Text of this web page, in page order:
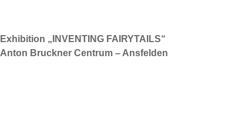
Exhibition „INVENTING FAIRYTAILS“
Anton Bruckner Centrum – Ansfelden